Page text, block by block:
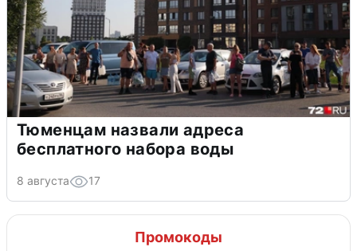
Тюменцам назвали адреса
бесплатного набора воды
8 августа 17
Промокоды